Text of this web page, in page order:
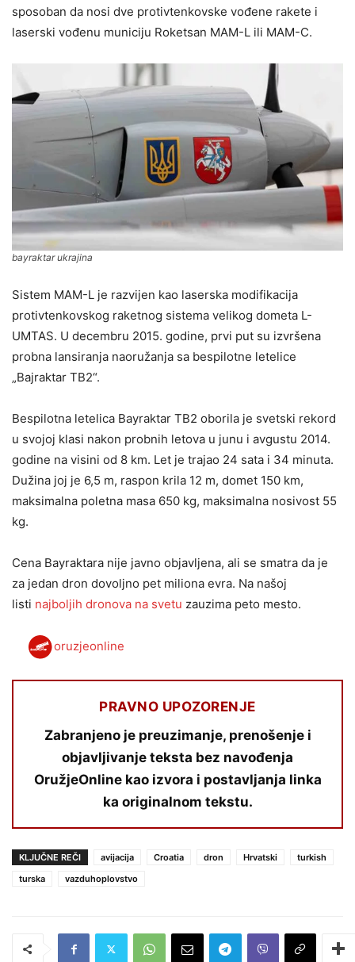
sposoban da nosi dve protivtenkovske vođene rakete i
laserski vođenu municiju Roketsan MAM-L ili MAM-C.
bayraktar ukrajina
Sistem MAM-L je razvijen kao laserska modifikacija
protivtenkovskog raketnog sistema velikog dometa L-
UMTAS. U decembru 2015. godine, prvi put su izvršena
probna lansiranja naoružanja sa bespilotne letelice
„Bajraktar ​​TB2“.
Bespilotna letelica Bayraktar ​​TB2 oborila je svetski rekord
u svojoj klasi nakon probnih letova u junu i avgustu 2014.
godine na visini od 8 km. Let je trajao 24 sata i 34 minuta.
Dužina joj je 6,5 m, raspon krila 12 m, domet 150 km,
maksimalna poletna masa 650 kg, maksimalna nosivost 55
kg.
Cena Bayraktara nije javno objavljena, ali se smatra da je
za jedan dron dovoljno pet miliona evra. Na našoj
listi najboljih dronova na svetu zauzima peto mesto.
oruzjeonline
PRAVNO UPOZORENJE
Zabranjeno je preuzimanje, prenošenje i
objavljivanje teksta bez navođenja
OružjeOnline kao izvora i postavljanja linka
ka originalnom tekstu.
KLJUČNE REČI avijacija Croatia dron Hrvatski
turkish
turska
vazduhoplovstvo